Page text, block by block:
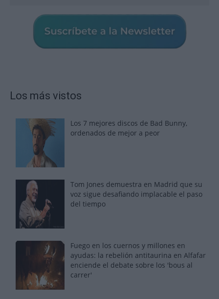
Los más vistos
Los 7 mejores discos de Bad Bunny,
ordenados de mejor a peor
Tom Jones demuestra en Madrid que su
voz sigue desafiando implacable el paso
del tiempo
Fuego en los cuernos y millones en
ayudas: la rebelión antitaurina en Alfafar
enciende el debate sobre los 'bous al
carrer'